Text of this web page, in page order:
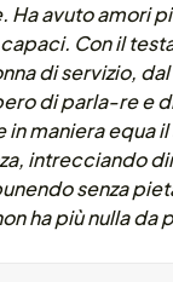
Ha avuto amori
Con il
di servizio,
di parla-re e
in maniera
intrecciando
senza
ha più nulla da